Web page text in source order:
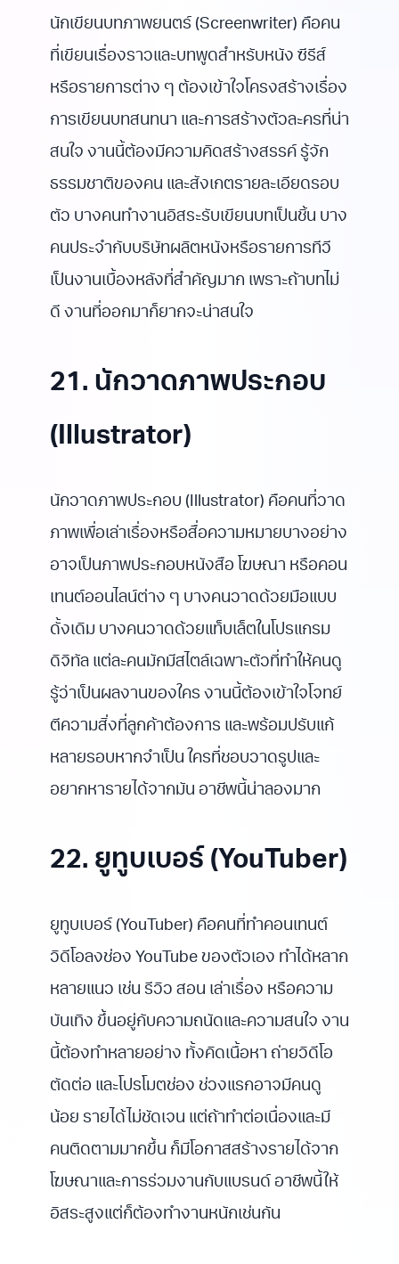
นักเขียนบทภาพยนตร์ (Screenwriter) คือคน
ที่เขียนเรื่องราวและบทพูดสำหรับหนัง ซีรีส์
หรือรายการต่าง ๆ ต้องเข้าใจโครงสร้างเรื่อง
การเขียนบทสนทนา และการสร้างตัวละครที่น่า
สนใจ งานนี้ต้องมีความคิดสร้างสรรค์ รู้จัก
ธรรมชาติของคน และสังเกตรายละเอียดรอบ
ตัว บางคนทำงานอิสระรับเขียนบทเป็นชิ้น บาง
คนประจำกับบริษัทผลิตหนังหรือรายการทีวี
เป็นงานเบื้องหลังที่สำคัญมาก เพราะถ้าบทไม่
ดี งานที่ออกมาก็ยากจะน่าสนใจ
21. นักวาดภาพประกอบ
(Illustrator)
นักวาดภาพประกอบ (Illustrator) คือคนที่วาด
ภาพเพื่อเล่าเรื่องหรือสื่อความหมายบางอย่าง
อาจเป็นภาพประกอบหนังสือ โฆษณา หรือคอน
เทนต์ออนไลน์ต่าง ๆ บางคนวาดด้วยมือแบบ
ดั้งเดิม บางคนวาดด้วยแท็บเล็ตในโปรแกรม
ดิจิทัล แต่ละคนมักมีสไตล์เฉพาะตัวที่ทำให้คนดู
รู้ว่าเป็นผลงานของใคร งานนี้ต้องเข้าใจโจทย์
ตีความสิ่งที่ลูกค้าต้องการ และพร้อมปรับแก้
หลายรอบหากจำเป็น ใครที่ชอบวาดรูปและ
อยากหารายได้จากมัน อาชีพนี้น่าลองมาก
22. ยูทูบเบอร์ (YouTuber)
ยูทูบเบอร์ (YouTuber) คือคนที่ทำคอนเทนต์
วิดีโอลงช่อง YouTube ของตัวเอง ทำได้หลาก
หลายแนว เช่น รีวิว สอน เล่าเรื่อง หรือความ
บันเทิง ขึ้นอยู่กับความถนัดและความสนใจ งาน
นี้ต้องทำหลายอย่าง ทั้งคิดเนื้อหา ถ่ายวิดีโอ
ตัดต่อ และโปรโมตช่อง ช่วงแรกอาจมีคนดู
น้อย รายได้ไม่ชัดเจน แต่ถ้าทำต่อเนื่องและมี
คนติดตามมากขึ้น ก็มีโอกาสสร้างรายได้จาก
โฆษณาและการร่วมงานกับแบรนด์ อาชีพนี้ให้
อิสระสูงแต่ก็ต้องทำงานหนักเช่นกัน